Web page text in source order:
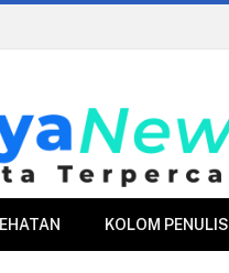
KOLOM PENULIS